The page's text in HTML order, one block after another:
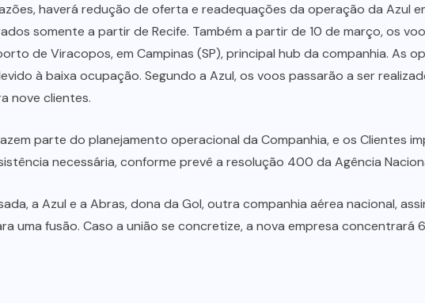
haverá redução de oferta e readequações da operação da Azul
somente a partir de Recife. Também a partir de 10 de março, os
de Viracopos, em Campinas (SP), principal hub da companhia. As
à baixa ocupação. Segundo a Azul, os voos passarão a ser
nove clientes.
parte do planejamento operacional da Companhia, e os Clientes
necessária, conforme prevê a resolução 400 da Agência
a Azul e a Abras, dona da Gol, outra companhia aérea nacional,
uma fusão. Caso a união se concretize, a nova empresa concentrará